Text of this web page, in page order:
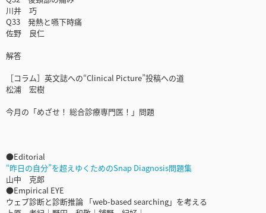
川井 巧
Q33 発熱と嚥下時痛
佐野 良仁
解答
［コラム］英文誌への“Clinical Picture”投稿への道
松浦 宏樹
今月の「めざせ！ 総合診療専門医！」問題
●Editorial
“昨日の自分”を超えゆくためのSnap Diagnosis問題集
山中 克郎
●Empirical EYE
ウェブ診断と診断推論 「web-based searching」を考える